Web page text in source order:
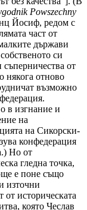
Powszechny
Йосиф, редом с
част от
държави
си
от
някога отново
възможно
в изгнание и
на
на Сикорски-
конфедерация
Но от
гледна точка,
е поне също
източни
от историческата
която Чеслав